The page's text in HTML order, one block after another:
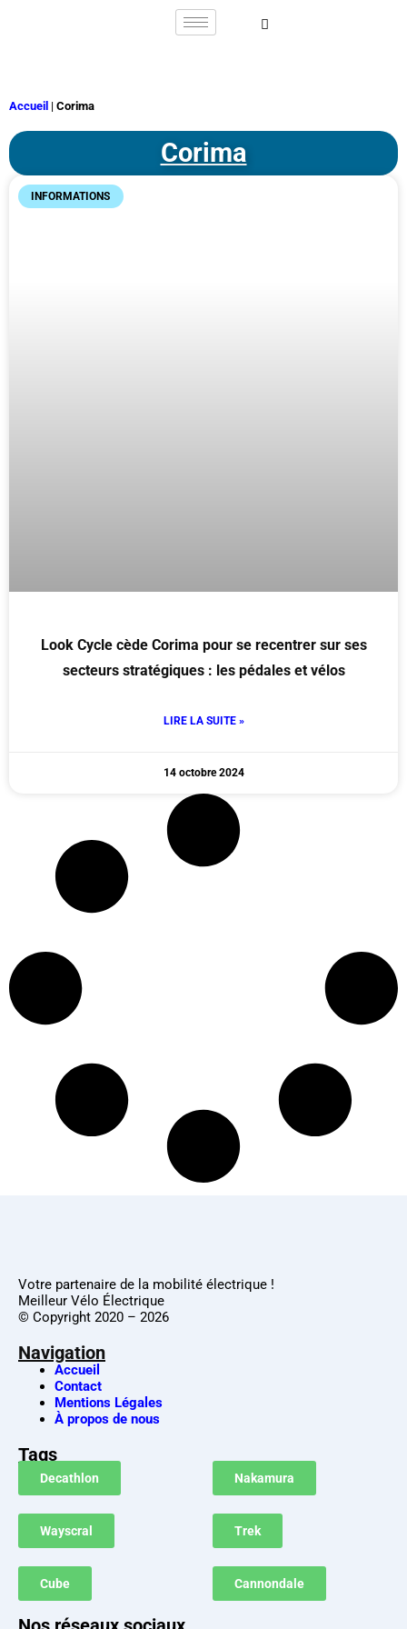
Accueil | Corima
Corima
INFORMATIONS
Look Cycle cède Corima pour se recentrer sur ses
secteurs stratégiques : les pédales et vélos
LIRE LA SUITE »
14 octobre 2024
Votre partenaire de la mobilité électrique !
Meilleur Vélo Électrique
© Copyright 2020 – 2026
Navigation
Accueil
Contact
Mentions Légales
À propos de nous
Tags
Decathlon Nakamura
Wayscral Trek
Cube Cannondale